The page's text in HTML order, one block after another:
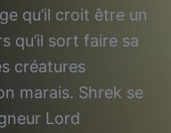
qu’il croit être un
qu’il sort faire sa
créatures
marais. Shrek se
Lord